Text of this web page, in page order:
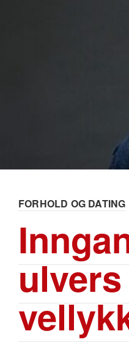
FORHOLD OG DATING